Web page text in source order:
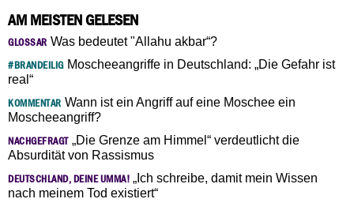
AM MEISTEN GELESEN
GLOSSAR Was bedeutet "Allahu akbar“?
#BRANDEILIGMoscheeangriffe in Deutschland: „Die Gefahr ist
real“
KOMMENTAR Wann ist ein Angriff auf eine Moschee ein
Moscheeangriff?
NACHGEFRAGT„Die Grenze am Himmel“ verdeutlicht die
Absurdität von Rassismus
DEUTSCHLAND, DEINE UMMA! „Ich schreibe, damit mein Wissen
nach meinem Tod existiert“